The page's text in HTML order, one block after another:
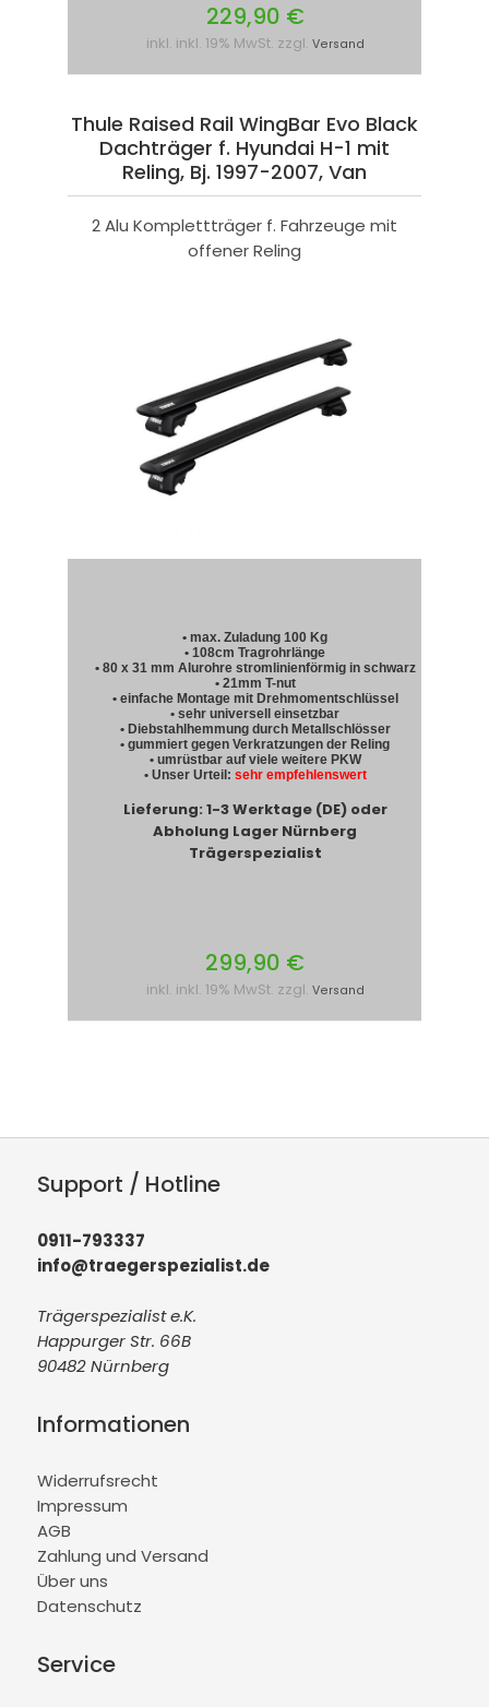
229,90 €
inkl. inkl. 19% MwSt. zzgl. Versand
Thule Raised Rail WingBar Evo Black
Dachträger f. Hyundai H-1 mit
Reling, Bj. 1997-2007, Van
2 Alu Komplettträger f. Fahrzeuge mit
offener Reling
• max. Zuladung 100 Kg
• 108cm Tragrohrlänge
• 80 x 31 mm Alurohre stromlinienförmig in schwarz
• 21mm T-nut
• einfache Montage mit Drehmomentschlüssel
• sehr universell einsetzbar
• Diebstahlhemmung durch Metallschlösser
• gummiert gegen Verkratzungen der Reling
• umrüstbar auf viele weitere PKW
• Unser Urteil: sehr empfehlenswert
Lieferung: 1-3 Werktage (DE) oder
Abholung Lager Nürnberg
Trägerspezialist
299,90 €
inkl. inkl. 19% MwSt. zzgl. Versand
Support / Hotline
0911-793337
info@traegerspezialist.de
Trägerspezialist e.K.
Happurger Str. 66B
90482 Nürnberg
Informationen
Widerrufsrecht
Impressum
AGB
Zahlung und Versand
Über uns
Datenschutz
Service